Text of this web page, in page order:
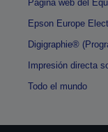
Página web del
Epson Europe
Digigraphie®
Impresión directa
Todo el mundo